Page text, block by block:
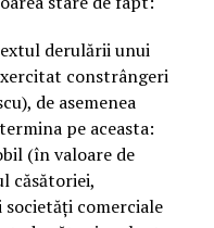
derulării unui
constrângeri
de asemenea
pe aceasta:
(în valoare de
căsătoriei,
societăți comerciale